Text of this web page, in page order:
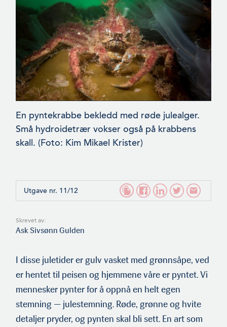
En pyntekrabbe bekledd med røde julealger.
Små hydroidetrær vokser også på krabbens
skall. (Foto: Kim Mikael Krister)
Utgave nr. 11/12
Skrevet av:
Ask Sivsønn Gulden
I disse juletider er gulv vasket med grønnsåpe, ved
er hentet til peisen og hjemmene våre er pyntet. Vi
mennesker pynter for å oppnå en helt egen
stemning — julestemning. Røde, grønne og hvite
detaljer pryder, og pynten skal bli sett. En art som